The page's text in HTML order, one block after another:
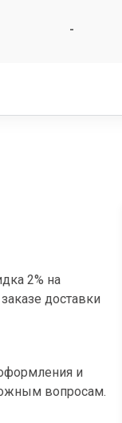
-
2% на
доставки
и
вопросам.